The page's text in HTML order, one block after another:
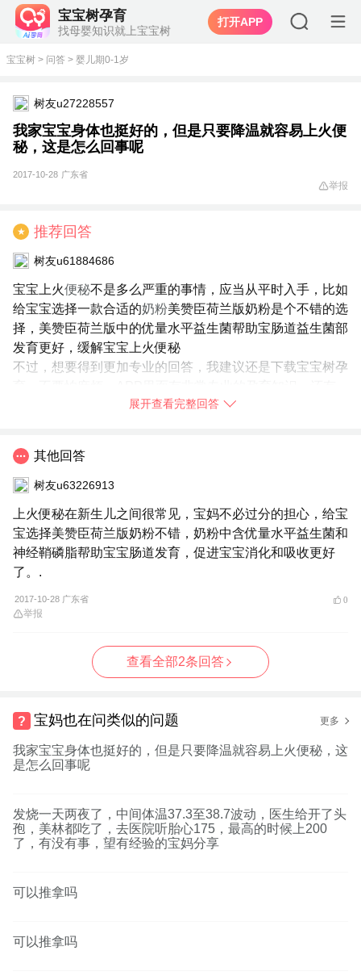
宝宝树孕育
找母婴知识就上宝宝树
打开APP
宝宝树 > 问答 > 婴儿期0-1岁
树友u27228557
我家宝宝身体也挺好的，但是只要降温就容易上火便
秘，这是怎么回事呢
2017-10-28 广东省
举报
★ 推荐回答
树友u61884686
宝宝上火便秘不是多么严重的事情，应当从平时入手，比如
给宝宝选择一款合适的奶粉美赞臣荷兰版奶粉是个不错的选
择，美赞臣荷兰版中的优量水平益生菌帮助宝肠道益生菌部
发育更好，缓解宝宝上火便秘
不过，想要得到更加专业的回答，我建议还是下载宝宝树孕
很多专家医生免费语音解答孕育问题，我身边的妈妈们都在
2017-10-28 河南省
展开查看完整回答
其他回答
树友u63226913
上火便秘在新生儿之间很常见，宝妈不必过分的担心，给宝
宝选择美赞臣荷兰版奶粉不错，奶粉中含优量水平益生菌和
神经鞘磷脂帮助宝宝肠道发育，促进宝宝消化和吸收更好
了。.
2017-10-28 广东省 0
举报
查看全部2条回答
宝妈也在问类似的问题 更多
我家宝宝身体也挺好的，但是只要降温就容易上火便秘，这
是怎么回事呢
发烧一天两夜了，中间体温37.3至38.7波动，医生给开了头
孢，美林都吃了，去医院听胎心175，最高的时候上200
了，有没有事，望有经验的宝妈分享
可以推拿吗
可以推拿吗